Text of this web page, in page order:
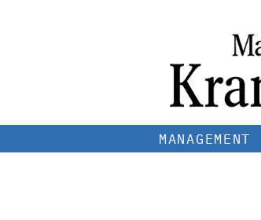
MANAGEMENT